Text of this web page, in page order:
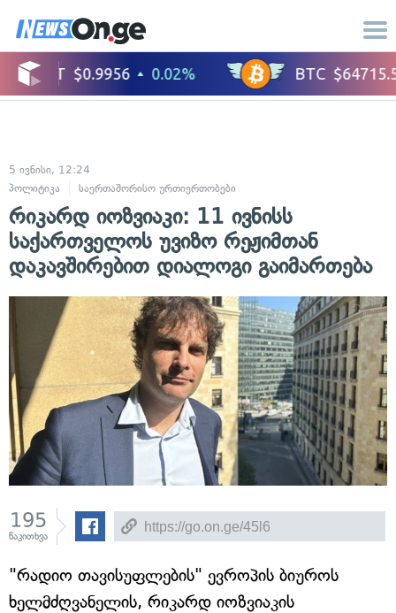
5 ივნისი, 12:24
პოლიტიკა
საერთაშორისო ურთიერთობები
რიკარდ იოზვიაკი: 11 ივნისს
საქართველოს უვიზო რეჟიმთან
დაკავშირებით დიალოგი გაიმართება
195
წაკითხვა
"რადიო თავისუფლების" ევროპის ბიუროს
ხელმძღვანელის, რიკარდ იოზვიაკის